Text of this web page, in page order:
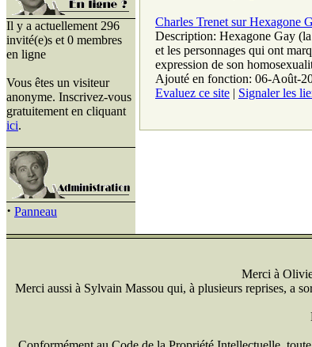
Il y a actuellement 296
invité(e)s et 0 membres
en ligne
Vous êtes un visiteur
anonyme. Inscrivez-vous
gratuitement en cliquant
ici.
· Panneau
Charles Trenet sur Hexagone
Description: Hexagone Gay
et les personnages qui ont
expression de son
Ajouté en fonction: 06-Août-
Evaluez ce site | Signaler les
Merci à
Merci aussi à Sylvain Massou qui, à plusieurs reprises, a